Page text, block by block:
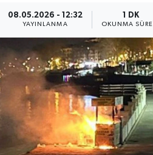
08.05.2026 - 12:32
YAYINLANMA
1 DK
OKUNMA